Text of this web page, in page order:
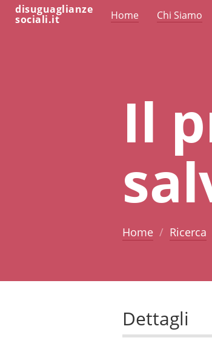
disuguaglianze
sociali.it Home Chi Siamo
Il
Home Ricerca
Dettagli